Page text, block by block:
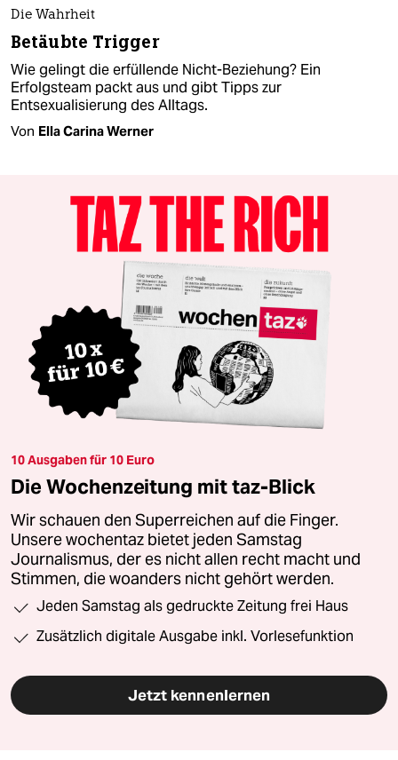
Die Wahrheit
Betäubte Trigger
Wie gelingt die erfüllende Nicht-Beziehung? Ein
Erfolgsteam packt aus und gibt Tipps zur
Entsexualisierung des Alltags.
Von Ella Carina Werner
10 Ausgaben für 10 Euro
Die Wochenzeitung mit taz-Blick
Wir schauen den Superreichen auf die Finger.
Unsere wochentaz bietet jeden Samstag
Journalismus, der es nicht allen recht macht und
Stimmen, die woanders nicht gehört werden.
Jeden Samstag als gedruckte Zeitung frei Haus
Zusätzlich digitale Ausgabe inkl. Vorlesefunktion
Jetzt kennenlernen